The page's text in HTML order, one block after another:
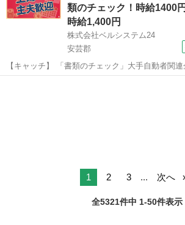
場は不安・・...
類のチェック！時給1400
時給1,400円
株式会社ベルシステム24
安芸郡
【キャッチ】 「書類のチェック」大手自動者関連
応なし！土日祝休み！未経験歓迎 【コメント】 ベルシステム24には経
1 2 3 ... 次へ
全5321件中 1-50件表示